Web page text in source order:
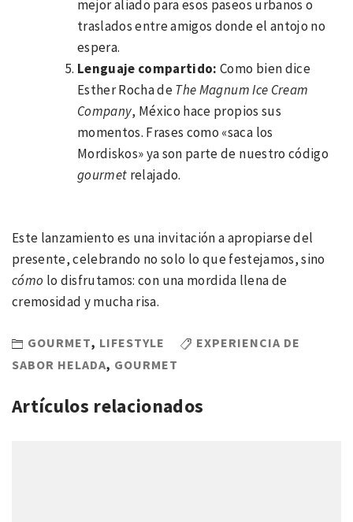
mejor aliado para esos paseos urbanos o
traslados entre amigos donde el antojo no
espera.
Lenguaje compartido: Como bien dice
Esther Rocha deThe Magnum Ice Cream
Company, México hace propios sus
momentos. Frases como «saca los
Mordiskos» ya son parte de nuestro código
gourmet relajado.
Este lanzamiento es una invitación a apropiarse del
presente, celebrando no solo lo que festejamos, sino
cómo lo disfrutamos: con una mordida llena de
cremosidad y mucha risa.
GOURMET, LIFESTYLE
EXPERIENCIA DE
SABOR HELADA, GOURMET
Artículos relacionados